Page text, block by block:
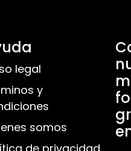
legal
y
somos